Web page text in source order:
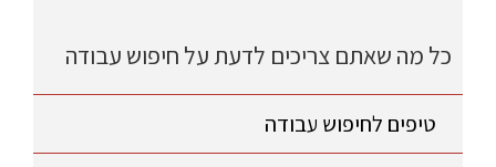
כל מה שאתם צריכים לדעת על חיפוש עבודה
טיפים לחיפוש עבודה